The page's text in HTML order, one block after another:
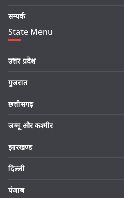
सम्पर्क
State Menu
उत्तर प्रदेश
गुजरात
छत्तीसगढ़
जम्मू और कश्मीर
झारखण्ड
दिल्ली
पंजाब